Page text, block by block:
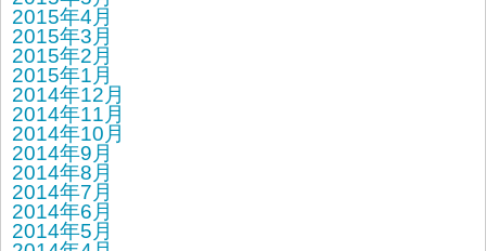
2015年4月
2015年3月
2015年2月
2015年1月
2014年12月
2014年11月
2014年10月
2014年9月
2014年8月
2014年7月
2014年6月
2014年5月